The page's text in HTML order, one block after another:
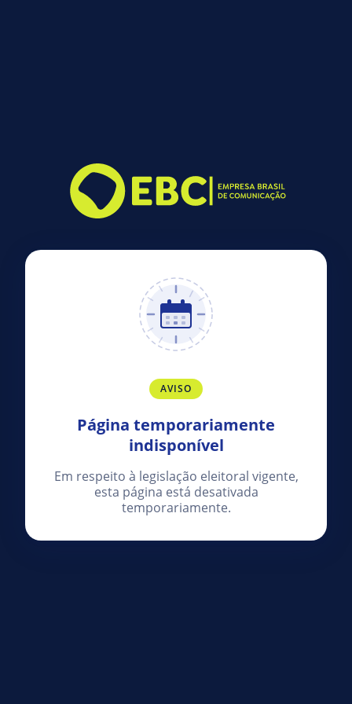
AVISO
Página temporariamente
indisponível
Em respeito à legislação eleitoral vigente,
esta página está desativada
temporariamente.